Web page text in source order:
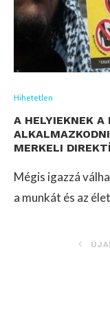
Hihetetlen
A HELYIEKNEK
MERKELI
Mégis igazzá
a munkát és az